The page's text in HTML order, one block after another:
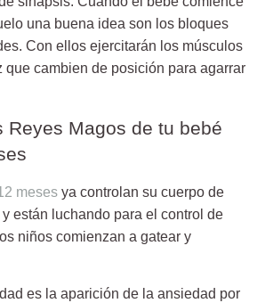
una buena idea son los bloques
Con ellos ejercitarán los músculos
que cambien de posición para agarrar
Reyes Magos de tu bebé
meses ya controlan su cuerpo de
están luchando para el control de
niños comienzan a gatear y
es la aparición de la ansiedad por